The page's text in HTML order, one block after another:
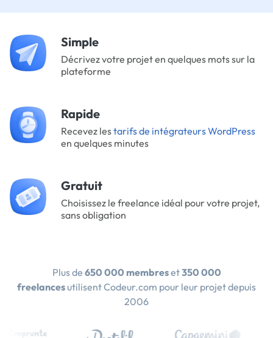
Simple
Décrivez votre projet en quelques mots sur la
plateforme
Rapide
Recevez lestarifs de intégrateurs WordPress
en quelques minutes
Gratuit
Choisissez le freelance idéal pour votre projet,
sans obligation
Plus de 650 000 membreset350 000
freelances utilisent Codeur.com pour leur projet depuis
2006